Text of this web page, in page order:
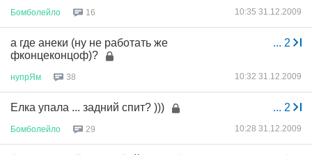
Бомболейло 16 10:35 31.12.2009
... 2
а где анеки (ну не работать же
фконцеконцоф)?
нупрЯм 38 10:32 31.12.2009
... 2
Елка упала ... задний спит? )))
Бомболейло 29 10:28 31.12.2009